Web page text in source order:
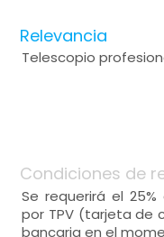
Relevancia
Telescopio
Condiciones de
Se requerirá el
por TPV (tarjeta de
bancaria en el